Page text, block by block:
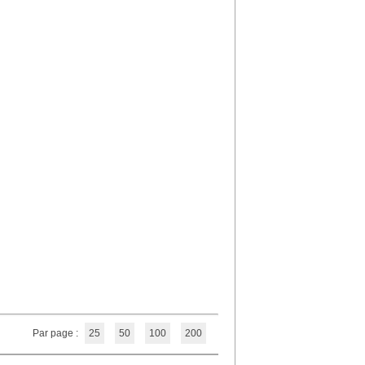
Par page : 25 50 100 200